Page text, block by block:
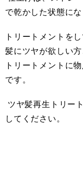
で乾かした状態にな
トリートメントを
髪にツヤが欲しい方
トリートメントに
です。
ツヤ髪再生トリー
してください。